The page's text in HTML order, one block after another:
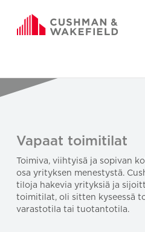
Vapaat toimitilat
Toimiva, viihtyisä ja sopivan
osa yrityksen menestystä.
tiloja hakevia yrityksiä ja
toimitilat, oli sitten kyseessä
varastotila tai tuotantotila.